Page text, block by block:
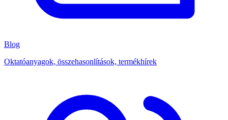
Blog
Oktatóanyagok, összehasonlítások, termékhírek